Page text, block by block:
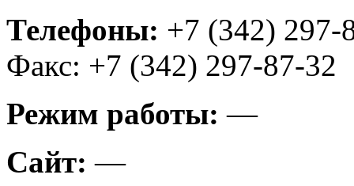
Телефоны: +7 (342) 297-
Факс: +7 (342) 297-87-32
Режим работы:—
Сайт:—